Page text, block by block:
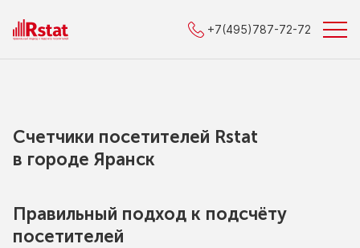
+7(495)787-72-72
Счетчики посетителей Rstat
в городe Яранск
Правильный подход к подсчёту
посетителей